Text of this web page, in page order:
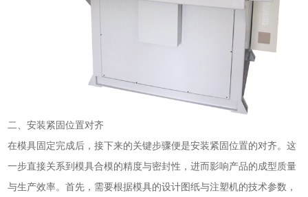
二、安装紧固位置对齐
在模具固定完成后，接下来的关键步骤便是安装紧固位置的对齐。这
一步直接关系到模具合模的精度与密封性，进而影响产品的成型质量
与生产效率。首先，需要根据模具的设计图纸与注塑机的技术参数，